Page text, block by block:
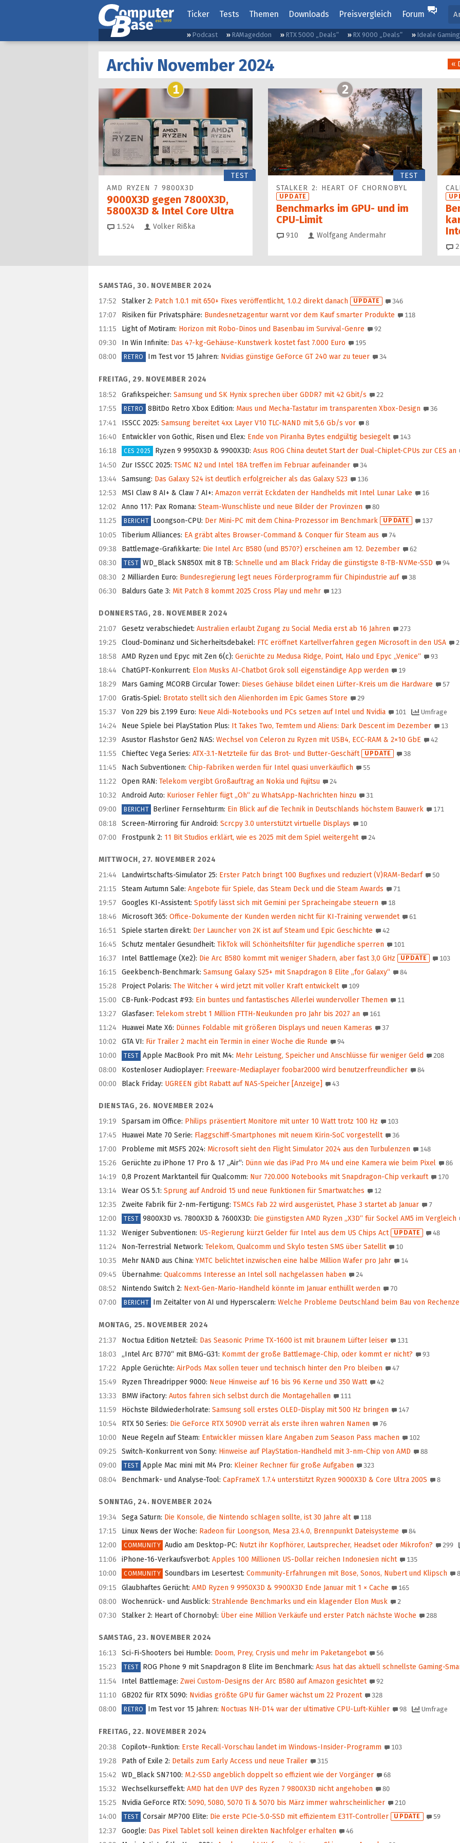
Ticker Tests Themen Downloads Preisvergleich Forum
Podcast RAMageddon RTX 5000 „Deals“ RX 9000 „Deals“ Ideale
Archiv November 2024 «
1
TEST
AMD RYZEN 7 9800X3D
9000X3D gegen 7800X3D,
5800X3D & Intel Core Ultra
1.524 Kommentare
Volker Rißka
2
TEST
STALKER 2: HEART OF CHORNOBYL
UPDATE
Benchmarks im GPU- und im
CPU-Limit
910 Kommentare
Wolfgang Andermahr
SAMSTAG, 30. NOVEMBER 2024
17:52
Stalker 2: Patch 1.0.1 mit 650+ Fixes veröffentlicht, 1.0.2 direkt danach UPDATE 346
17:07 Risiken für Privatsphäre: Bundesnetzagentur warnt vor dem Kauf smarter Produkte 118
11:15 Light of Motiram: Horizon mit Robo-Dinos und Basenbau im Survival-Genre 92
09:30 In Win Infinite: Das 47-kg-Gehäuse-Kunstwerk kostet fast 7.000 Euro 195
08:00 RETRO Im Test vor 15 Jahren: Nvidias günstige GeForce GT 240 war zu teuer 34
FREITAG, 29. NOVEMBER 2024
18:52
Grafikspeicher: Samsung und SK Hynix sprechen über GDDR7 mit 42 Gbit/s 22
17:55 RETRO 8BitDo Retro Xbox Edition: Maus und Mecha-Tastatur im transparenten Xbox-Design 36
17:41 ISSCC 2025: Samsung bereitet 4xx Layer V10 TLC-NAND mit 5,6 Gb/s vor 8
16:40 Entwickler von Gothic, Risen und Elex: Ende von Piranha Bytes endgültig besiegelt 143
16:18 CES 2025 Ryzen 9 9950X3D & 9900X3D: Asus ROG China deutet Start der Dual-Chiplet-CPUs zur CES an
14:50
Zur ISSCC 2025: TSMC N2 und Intel 18A treffen im Februar aufeinander 34
13:44 Samsung: Das Galaxy S24 ist deutlich erfolgreicher als das Galaxy S23 136
12:53 MSI Claw 8 AI+ & Claw 7 AI+: Amazon verrät Eckdaten der Handhelds mit Intel Lunar Lake 16
12:02 Anno 117: Pax Romana: Steam-Wunschliste und neue Bilder der Provinzen 80
11:25 BERICHT Loongson-CPU: Der Mini-PC mit dem China-Prozessor im Benchmark UPDATE 137
10:05 Tiberium Alliances: EA gräbt altes Browser-Command & Conquer für Steam aus 74
09:38 Battlemage-Grafikkarte: Die Intel Arc B580 (und B570?) erscheinen am 12. Dezember 62
08:30 TEST WD_Black SN850X mit 8 TB: Schnelle und am Black Friday die günstigste 8-TB-NVMe-SSD 94
08:30 2 Milliarden Euro: Bundesregierung legt neues Förderprogramm für Chipindustrie auf 38
06:30 Baldurs Gate 3: Mit Patch 8 kommt 2025 Cross Play und mehr 123
DONNERSTAG, 28. NOVEMBER 2024
21:07
Gesetz verabschiedet: Australien erlaubt Zugang zu Social Media erst ab 16 Jahren 273
19:25 Cloud-Dominanz und Sicherheitsdebakel: FTC eröffnet Kartellverfahren gegen Microsoft in den USA
18:58 AMD Ryzen und Epyc mit Zen 6(c): Gerüchte zu Medusa Ridge, Point, Halo und Epyc „Venice“ 93
18:44 ChatGPT-Konkurrent: Elon Musks AI-Chatbot Grok soll eigenständige App werden 19
18:29 Mars Gaming MCORB Circular Tower: Dieses Gehäuse bildet einen Lüfter-Kreis um die Hardware 57
17:00 Gratis-Spiel: Brotato stellt sich den Alienhorden im Epic Games Store 29
15:37 Von 229 bis 2.199 Euro: Neue Aldi-Notebooks und PCs setzen auf Intel und Nvidia 101 Umfrage
14:24 Neue Spiele bei PlayStation Plus: It Takes Two, Temtem und Aliens: Dark Descent im Dezember 13
12:39 Asustor Flashstor Gen2 NAS: Wechsel von Celeron zu Ryzen mit USB4, ECC-RAM & 2×10 GbE 42
11:55 Chieftec Vega Series: ATX-3.1-Netzteile für das Brot- und Butter-Geschäft UPDATE 38
11:45 Nach Subventionen: Chip-Fabriken werden für Intel quasi unverkäuflich 55
11:22 Open RAN: Telekom vergibt Großauftrag an Nokia und Fujitsu 24
10:32 Android Auto: Kurioser Fehler fügt „Oh“ zu WhatsApp-Nachrichten hinzu 31
09:00 BERICHT Berliner Fernsehturm: Ein Blick auf die Technik in Deutschlands höchstem Bauwerk 171
08:18 Screen-Mirroring für Android: Scrcpy 3.0 unterstützt virtuelle Displays 10
07:00 Frostpunk 2: 11 Bit Studios erklärt, wie es 2025 mit dem Spiel weitergeht 24
MITTWOCH, 27. NOVEMBER 2024
21:44
Landwirtschafts-Simulator 25: Erster Patch bringt 100 Bugfixes und reduziert (V)RAM-Bedarf 50
21:15 Steam Autumn Sale: Angebote für Spiele, das Steam Deck und die Steam Awards 71
19:57 Googles KI-Assistent: Spotify lässt sich mit Gemini per Spracheingabe steuern 18
18:46 Microsoft 365: Office-Dokumente der Kunden werden nicht für KI-Training verwendet 61
16:51 Spiele starten direkt: Der Launcher von 2K ist auf Steam und Epic Geschichte 42
16:45 Schutz mentaler Gesundheit: TikTok will Schönheitsfilter für Jugendliche sperren 101
16:37 Intel Battlemage (Xe2): Die Arc B580 kommt mit weniger Shadern, aber fast 3,0 GHz UPDATE 103
16:15 Geekbench-Benchmark: Samsung Galaxy S25+ mit Snapdragon 8 Elite „for Galaxy“ 84
15:28 Project Polaris: The Witcher 4 wird jetzt mit voller Kraft entwickelt 109
15:00 CB-Funk-Podcast #93: Ein buntes und fantastisches Allerlei wundervoller Themen 11
13:27 Glasfaser: Telekom strebt 1 Million FTTH-Neukunden pro Jahr bis 2027 an 161
11:24 Huawei Mate X6: Dünnes Foldable mit größeren Displays und neuen Kameras 37
10:02 GTA VI: Für Trailer 2 macht ein Termin in einer Woche die Runde 94
10:00 TEST Apple MacBook Pro mit M4: Mehr Leistung, Speicher und Anschlüsse für weniger Geld 208
08:00 Kostenloser Audioplayer: Freeware-Mediaplayer foobar2000 wird benutzerfreundlicher 84
00:00 Black Friday: UGREEN gibt Rabatt auf NAS-Speicher [Anzeige] 43
DIENSTAG, 26. NOVEMBER 2024
19:19
Sparsam im Office: Philips präsentiert Monitore mit unter 10 Watt trotz 100 Hz 103
17:45 Huawei Mate 70 Serie: Flaggschiff-Smartphones mit neuem Kirin-SoC vorgestellt 36
17:00 Probleme mit MSFS 2024: Microsoft sieht den Flight Simulator 2024 aus den Turbulenzen 148
15:26 Gerüchte zu iPhone 17 Pro & 17 „Air“: Dünn wie das iPad Pro M4 und eine Kamera wie beim Pixel 86
14:19 0,8 Prozent Marktanteil für Qualcomm: Nur 720.000 Notebooks mit Snapdragon-Chip verkauft 170
13:14 Wear OS 5.1: Sprung auf Android 15 und neue Funktionen für Smartwatches 12
12:35 Zweite Fabrik für 2-nm-Fertigung: TSMCs Fab 22 wird ausgerüstet, Phase 3 startet ab Januar 7
12:00 TEST 9800X3D vs. 7800X3D & 7600X3D: Die günstigsten AMD Ryzen „X3D“ für Sockel AM5 im Vergleich
11:32
Weniger Subventionen: US-Regierung kürzt Gelder für Intel aus dem US Chips Act UPDATE 48
11:24 Non-Terrestrial Network: Telekom, Qualcomm und Skylo testen SMS über Satellit 10
10:35 Mehr NAND aus China: YMTC belichtet inzwischen eine halbe Million Wafer pro Jahr 14
09:45 Übernahme: Qualcomms Interesse an Intel soll nachgelassen haben 24
08:52 Nintendo Switch 2: Next-Gen-Mario-Handheld könnte im Januar enthüllt werden 70
07:00 BERICHT Im Zeitalter von AI und Hyperscalern: Welche Probleme Deutschland beim Bau von
MONTAG, 25. NOVEMBER 2024
21:37
Noctua Edition Netzteil: Das Seasonic Prime TX-1600 ist mit braunem Lüfter leiser 131
18:03 „Intel Arc B770“ mit BMG-G31: Kommt der große Battlemage-Chip, oder kommt er nicht? 93
17:22 Apple Gerüchte: AirPods Max sollen teuer und technisch hinter den Pro bleiben 47
15:49 Ryzen Threadripper 9000: Neue Hinweise auf 16 bis 96 Kerne und 350 Watt 42
13:33 BMW iFactory: Autos fahren sich selbst durch die Montagehallen 111
11:59 Höchste Bildwiederholrate: Samsung soll erstes OLED-Display mit 500 Hz bringen 147
10:54 RTX 50 Series: Die GeForce RTX 5090D verrät als erste ihren wahren Namen 76
10:00 Neue Regeln auf Steam: Entwickler müssen klare Angaben zum Season Pass machen 102
09:25 Switch-Konkurrent von Sony: Hinweise auf PlayStation-Handheld mit 3-nm-Chip von AMD 88
09:00 TEST Apple Mac mini mit M4 Pro: Kleiner Rechner für große Aufgaben 323
08:04 Benchmark- und Analyse-Tool: CapFrameX 1.7.4 unterstützt Ryzen 9000X3D & Core Ultra 200S 8
SONNTAG, 24. NOVEMBER 2024
19:34
Sega Saturn: Die Konsole, die Nintendo schlagen sollte, ist 30 Jahre alt 118
17:15 Linux News der Woche: Radeon für Loongson, Mesa 23.4.0, Brennpunkt Dateisysteme 84
12:00 COMMUNITY Audio am Desktop-PC: Nutzt ihr Kopfhörer, Lautsprecher, Headset oder Mikrofon? 299
11:06 iPhone-16-Verkaufsverbot: Apples 100 Millionen US-Dollar reichen Indonesien nicht 135
10:00 COMMUNITY Soundbars im Lesertest: Community-Erfahrungen mit Bose, Sonos, Nubert und Klipsch
09:15 Glaubhaftes Gerücht: AMD Ryzen 9 9950X3D & 9900X3D Ende Januar mit 1 × Cache 165
08:00 Wochenrück- und Ausblick: Strahlende Benchmarks und ein klagender Elon Musk 2
07:30 Stalker 2: Heart of Chornobyl: Über eine Million Verkäufe und erster Patch nächste Woche 288
SAMSTAG, 23. NOVEMBER 2024
16:13
Sci-Fi-Shooters bei Humble: Doom, Prey, Crysis und mehr im Paketangebot 56
15:23 TEST ROG Phone 9 mit Snapdragon 8 Elite im Benchmark: Asus hat das aktuell schnellste Gaming-
11:54
Intel Battlemage: Zwei Custom-Designs der Arc B580 auf Amazon gesichtet 92
11:10 GB202 für RTX 5090: Nvidias größte GPU für Gamer wächst um 22 Prozent 328
08:00 RETRO Im Test vor 15 Jahren: Noctuas NH-D14 war der ultimative CPU-Luft-Kühler 98 Umfrage
FREITAG, 22. NOVEMBER 2024
20:38
Copilot+-Funktion: Erste Recall-Vorschau landet im Windows-Insider-Programm 103
19:28 Path of Exile 2: Details zum Early Access und neue Trailer 315
15:42 WD_Black SN7100: M.2-SSD angeblich doppelt so effizient wie der Vorgänger 68
15:32 Wechselkurseffekt: AMD hat den UVP des Ryzen 7 9800X3D nicht angehoben 80
15:25 Nvidia GeForce RTX: 5090, 5080, 5070 Ti & 5070 bis März immer wahrscheinlicher 210
14:00 TEST Corsair MP700 Elite: Die erste PCIe-5.0-SSD mit effizientem E31T-Controller UPDATE 59
12:37 Google: Das Pixel Tablet soll keinen direkten Nachfolger erhalten 46